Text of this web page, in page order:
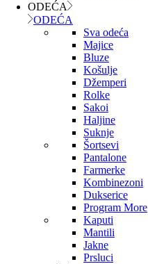
ODEĆA
ODEĆA
Sva odeća
Majice
Bluze
Košulje
Džemperi
Rolke
Sakoi
Haljine
Suknje
Šortsevi
Pantalone
Farmerke
Kombinezoni
Dukserice
Program More
Kaputi
Mantili
Jakne
Prsluci